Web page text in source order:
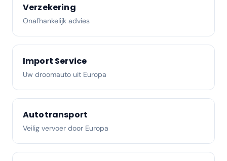
Verzekering
Onafhankelijk advies
Import Service
Uw droomauto uit Europa
Autotransport
Veilig vervoer door Europa